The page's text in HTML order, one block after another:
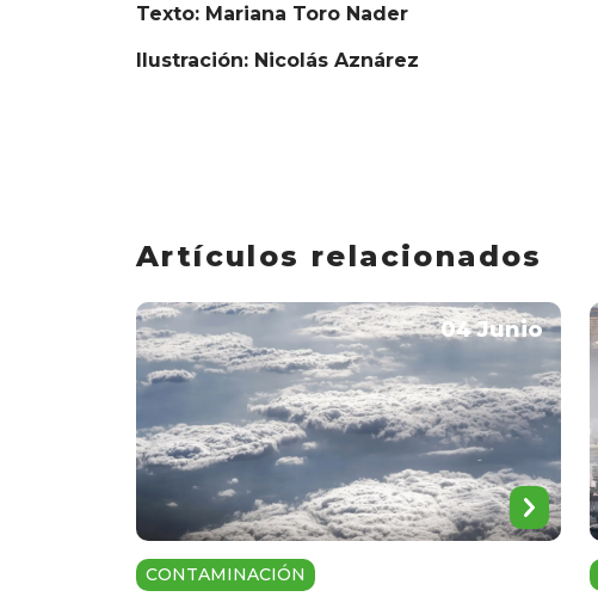
Texto: Mariana Toro Nader
Ilustración: Nicolás Aznárez
Artículos relacionados
04 Junio
CONTAMINACIÓN